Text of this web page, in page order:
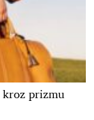
kroz prizmu